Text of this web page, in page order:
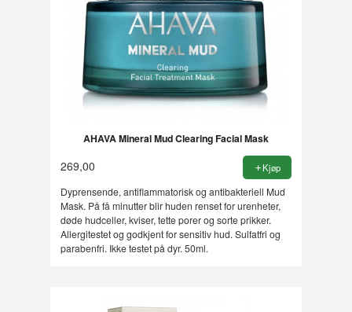
AHAVA Mineral Mud Clearing Facial Mask
269,00 Kjøp
Dyprensende, antiflammatorisk og antibakteriell Mud
Mask. På få minutter blir huden renset for urenheter,
døde hudceller, kviser, tette porer og sorte prikker.
Allergitestet og godkjent for sensitiv hud. Sulfatfri og
parabenfri. Ikke testet på dyr. 50ml.